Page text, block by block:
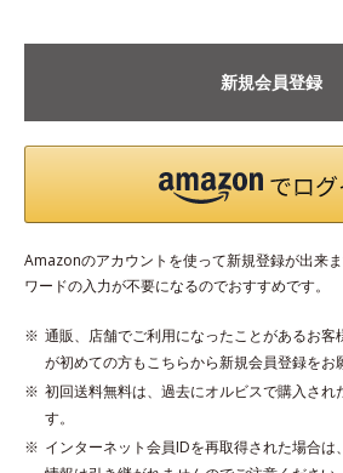
新規会員登録
Amazonのアカウントを使って新規登録が出来
ワードの入力が不要になるのでおすすめです。
通販、店舗でご利用になったことがあるお客
が初めての方もこちらから新規会員登録をお
初回送料無料は、過去にオルビスで購入され
す。
インターネット会員IDを再取得された場合